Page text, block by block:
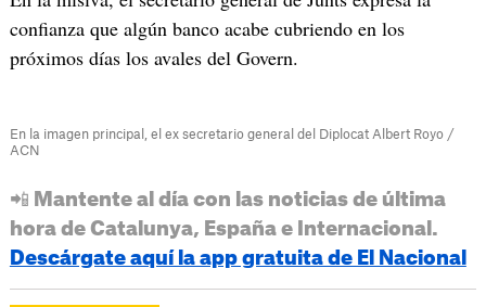
confianza que algún banco acabe cubriendo en los
próximos días los avales del Govern.
En la imagen principal, el ex secretario general del Diplocat Albert Royo /
ACN
📲 Mantente al día con las noticias de última
hora de Catalunya, España e Internacional.
Descárgate aquí la app gratuita de El Nacional